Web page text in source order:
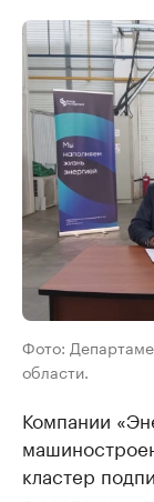
Фото:
области.
Компании
кластер